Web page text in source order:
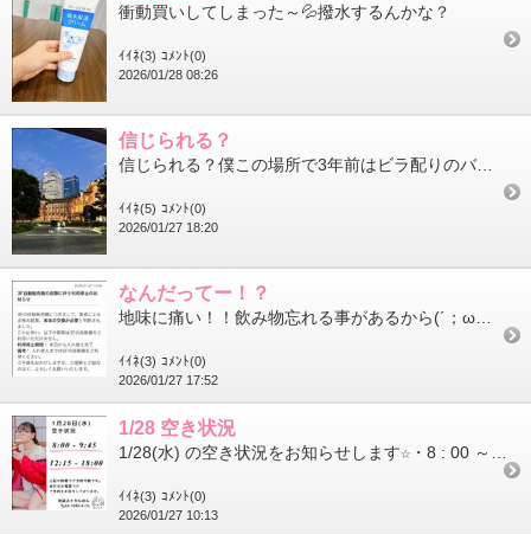
衝動買いしてしまった～💦​​​​​​​撥水するんかな？
ｲｲﾈ(3) ｺﾒﾝﾄ(0)
2026/01/28 08:26
信じられる？
信じられる？僕この場所で3年前はビラ配りのバイトしてたんよwティッシュならまだしもチラシってほんと誰も受け取っ...
ｲｲﾈ(5) ｺﾒﾝﾄ(0)
2026/01/27 18:20
なんだってー！？
ｲｲﾈ(3) ｺﾒﾝﾄ(0)
2026/01/27 17:52
1/28 空き状況
ｲｲﾈ(3) ｺﾒﾝﾄ(0)
2026/01/27 10:13